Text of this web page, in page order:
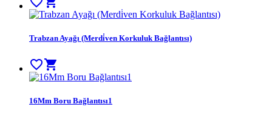
Trabzan Ayağı (Merdi̇ven Korkuluk Bağlantısı)
favorite_bordershopping_cart
16Mm Boru Bağlantısı1